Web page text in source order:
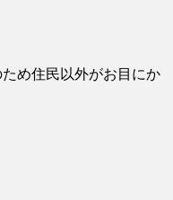
め住民以外がお目にか